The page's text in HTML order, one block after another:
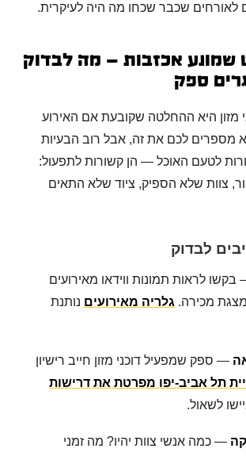
לאורחים שכבר שכחו מה היה לעיקרית.
שמונע אכזבות — מה לבדוק
ספק
מזון היא ההחלטה שקובעת אם האירוע
לא מספרים לכם את זה, אבל רוב הבעיות
לטעם האוכל — הן קשורות לתפעול:
צוות שלא הספיק, ציוד שלא התאים
לבדוק
בקשו לראות תמונות ווידאו מאירועים
מכירה. גלריה מאירועים נותנת
— ספק שמפעיל דוכני מזון חייב רישיון
תל אביב-יפו מפרטת את דרישות
לשאול.
— כמה אנשי צוות יהיו? מה זמני